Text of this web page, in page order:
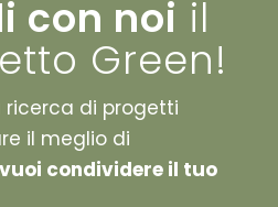
con noi il
Green!
ricerca di progetti
il meglio di
condividere il tuo